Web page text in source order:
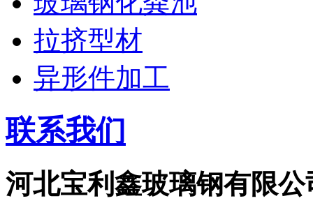
拉挤型材
异形件加工
联系我们
河北宝利鑫玻璃钢有限公